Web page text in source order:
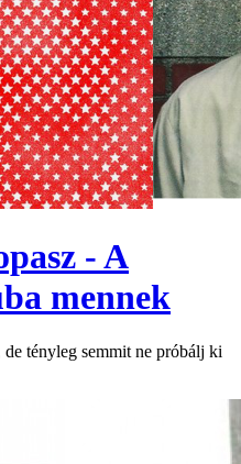
- A
mennek
tényleg semmit ne próbálj ki